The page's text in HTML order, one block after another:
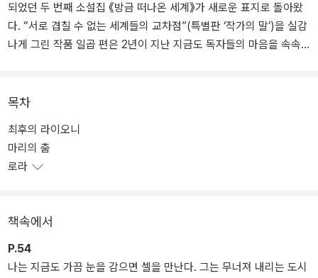
되었던 두 번째 소설집 《방금 떠나온 세계》가 새로운 표지로 돌아왔
다. “서로 겹칠 수 없는 세계들의 교차점”(특별판 ‘작가의 말’)을 실감
나게 그린 작품 일곱 편은 2년이 지난 지금도 독자들의 마음을 속속
고 아름다운 SF서사로서 독자의 꾸준한 사랑을 받고 있다.
태생적 결함을 지닌 복제 인간(〈최후의 라이오니〉), 시지각 이상증을
겪는 모그(〈마리의 춤〉), 세 번째 팔을 이식받고자 하는 트랜스휴먼
(〈로라〉), 발성기관이 퇴화해 호흡으로 소통하는 지하인(〈숨그림자〉),
지 공간’에 들어가지 못하는 이브(〈인지 공간〉), 불의의 사고로 느린
시간대를 살아가는 언니(〈캐빈 방정식〉) 등의 인물은 “지금껏 경험해
보지 못한 ‘움벨트’를 경험할 기회를” 선사하는 SF의 미덕을 여실히
목차
최후의 라이오니
마리의 춤
로라
책속에서
P.54
나는 지금도 가끔 눈을 감으면 셀을 만난다. 그는 무너져 내리는 도시